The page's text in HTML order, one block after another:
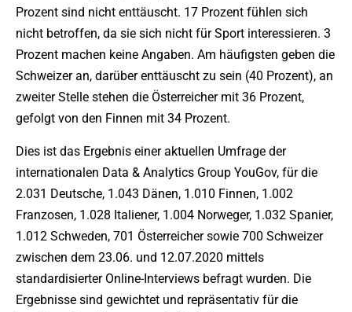
Prozent sind nicht enttäuscht. 17 Prozent fühlen sich
nicht betroffen, da sie sich nicht für Sport interessieren. 3
Prozent machen keine Angaben. Am häufigsten geben die
Schweizer an, darüber enttäuscht zu sein (40 Prozent), an
zweiter Stelle stehen die Österreicher mit 36 Prozent,
gefolgt von den Finnen mit 34 Prozent.
Dies ist das Ergebnis einer aktuellen Umfrage der
internationalen Data & Analytics Group YouGov, für die
2.031 Deutsche, 1.043 Dänen, 1.010 Finnen, 1.002
Franzosen, 1.028 Italiener, 1.004 Norweger, 1.032 Spanier,
1.012 Schweden, 701 Österreicher sowie 700 Schweizer
zwischen dem 23.06. und 12.07.2020 mittels
standardisierter Online-Interviews befragt wurden. Die
Ergebnisse sind gewichtet und repräsentativ für die